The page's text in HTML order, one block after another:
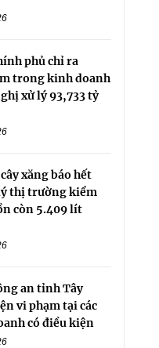
phủ chỉ ra
trong kinh doanh
xử lý 93,733 tỷ
xăng báo hết
thị trường kiểm
còn 5.409 lít
an tỉnh Tây
vi phạm tại các
có điều kiện